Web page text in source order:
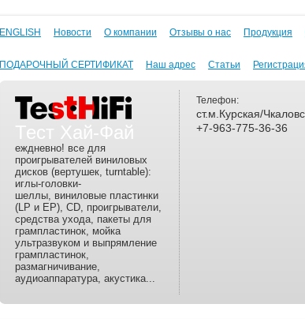
ENGLISH Новости О компании Отзывы о нас Продукция
ПОДАРОЧНЫЙ СЕРТИФИКАТ Наш адрес Статьи
Тест Хай-Фай
еждневно! все для
проигрывателей виниловых
дисков (вертушек, turntable):
иглы-головки-
шеллы, виниловые пластинки
(LP и EP), CD, проигрыватели,
средства ухода, пакеты для
грампластинок, мойка
ультразвуком и выпрямление
грампластинок,
размагничивание,
аудиоаппаратура, акустика...
Телефон:
ст.м.Курская/
+7-963-775-36-36